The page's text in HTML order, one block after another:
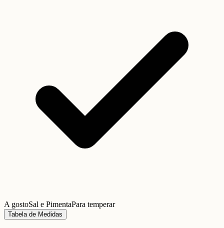
A gostoSal e PimentaPara temperar
Tabela de Medidas